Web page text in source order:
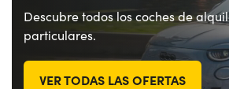
Descubre todos los coches de
particulares.
VER TODAS LAS OFERTAS